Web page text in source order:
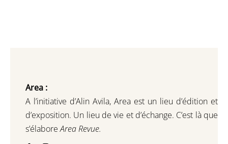
Area :
A l’initiative d’Alin Avila, Area est un lieu d’édition et
d’exposition. Un lieu de vie et d’échange. C’est là que
s’élaboreArea Revue.